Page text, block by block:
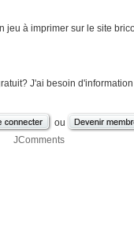
jeu à imprimer sur le site
J'ai besoin
ou
JComments